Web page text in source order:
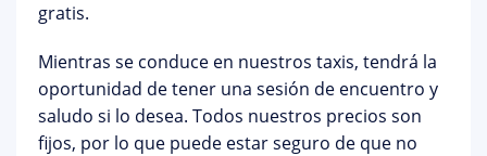
gratis.
Mientras se conduce en nuestros taxis, tendrá la
oportunidad de tener una sesión de encuentro y
saludo si lo desea. Todos nuestros precios son
fijos, por lo que puede estar seguro de que no